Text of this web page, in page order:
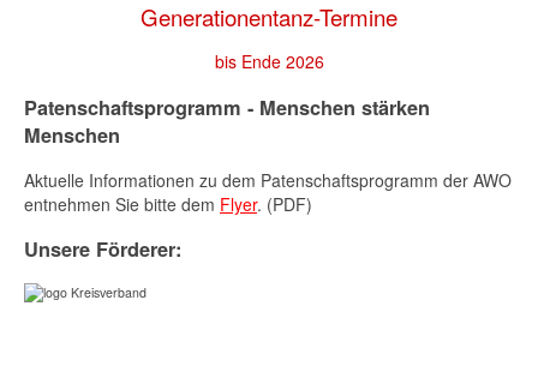
Generationentanz-Termine
bis Ende 2026
Patenschaftsprogramm - Menschen stärken
Menschen
Aktuelle Informationen zu dem Patenschaftsprogramm der AWO
entnehmen Sie bitte dem Flyer. (PDF)
Unsere Förderer: